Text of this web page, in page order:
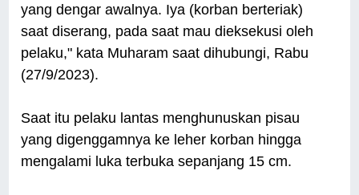
yang dengar awalnya. Iya (korban berteriak)
saat diserang, pada saat mau dieksekusi oleh
pelaku," kata Muharam saat dihubungi, Rabu
(27/9/2023).
Saat itu pelaku lantas menghunuskan pisau
yang digenggamnya ke leher korban hingga
mengalami luka terbuka sepanjang 15 cm.